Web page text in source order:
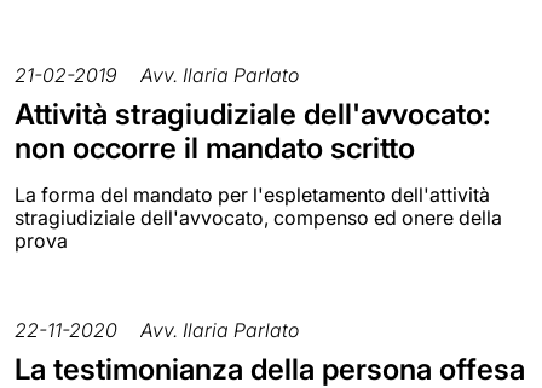
21-02-2019 Avv. Ilaria Parlato
Attività stragiudiziale dell'avvocato:
non occorre il mandato scritto
La forma del mandato per l'espletamento dell'attività
stragiudiziale dell'avvocato, compenso ed onere della
prova
22-11-2020 Avv. Ilaria Parlato
La testimonianza della persona offesa